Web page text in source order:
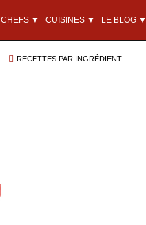
CHEFS ▼ CUISINES ▼ LE BLOG ▼
RECETTES PAR INGRÉDIENT